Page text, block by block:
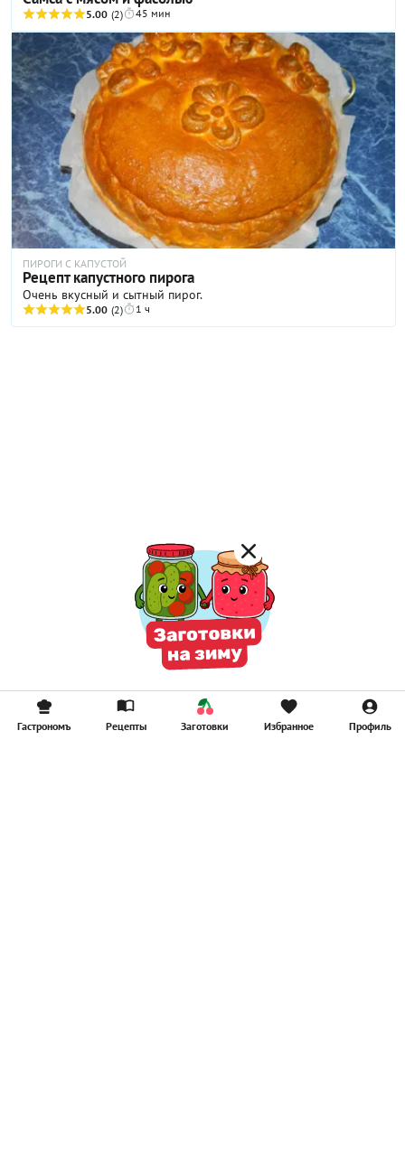
5.00 (2) 45 мин
ПИРОГИ С КАПУСТОЙ
Рецепт капустного пирога
Очень вкусный и сытный пирог.
5.00 (2) 1 ч
Гастрономъ Рецепты Заготовки Избранное Профиль